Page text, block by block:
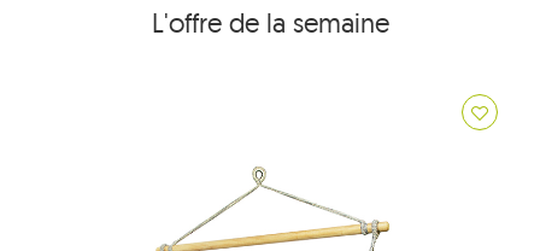
L'offre de la semaine